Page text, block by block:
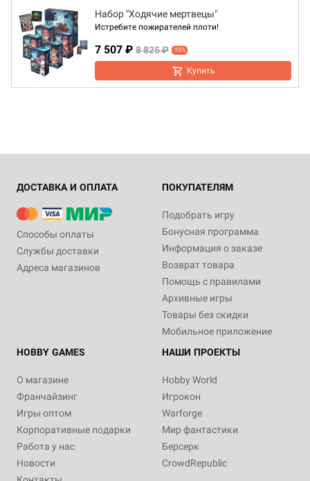
Набор "Ходячие мертвецы"
Истребите пожирателей плоти!
7 507 ₽ 8 825 ₽ -15%
Купить
ДОСТАВКА И ОПЛАТА
Способы оплаты
Службы доставки
Адреса магазинов
ПОКУПАТЕЛЯМ
Подобрать игру
Бонусная программа
Информация о заказе
Возврат товара
Помощь с правилами
Архивные игры
Товары без скидки
Мобильное приложение
HOBBY GAMES
О магазине
Франчайзинг
Игры оптом
Корпоративные подарки
Работа у нас
Новости
НАШИ ПРОЕКТЫ
Hobby World
Игрокон
Warforge
Мир фантастики
Берсерк
CrowdRepublic